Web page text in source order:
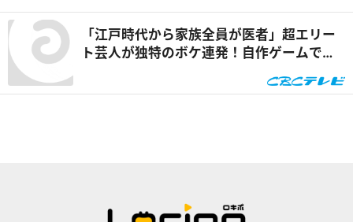
「江戸時代から家族全員が医者」超エリー
ト芸人が独特のボケ連発！自作ゲームで三